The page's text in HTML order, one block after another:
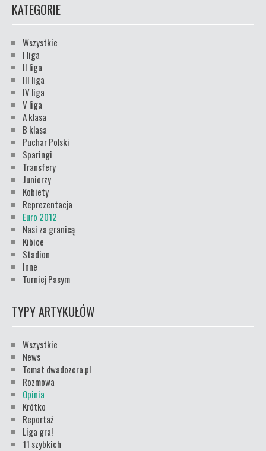
KATEGORIE
Wszystkie
I liga
II liga
III liga
IV liga
V liga
A klasa
B klasa
Puchar Polski
Sparingi
Transfery
Juniorzy
Kobiety
Reprezentacja
Euro 2012
Nasi za granicą
Kibice
Stadion
Inne
Turniej Pasym
TYPY ARTYKUŁÓW
Wszystkie
News
Temat dwadozera.pl
Rozmowa
Opinia
Krótko
Reportaż
Liga gra!
11 szybkich